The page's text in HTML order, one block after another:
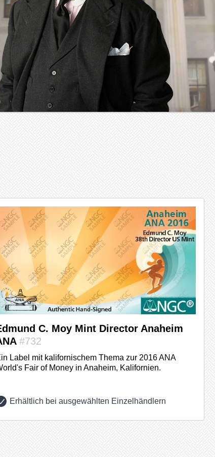
C. Moy Mint Director Anaheim
#732
Label mit kalifornischem Thema zur 2016 ANA
Fair of Money in Anaheim, Kalifornien.
Erhältlich bei ausgewählten Einzelhändlern